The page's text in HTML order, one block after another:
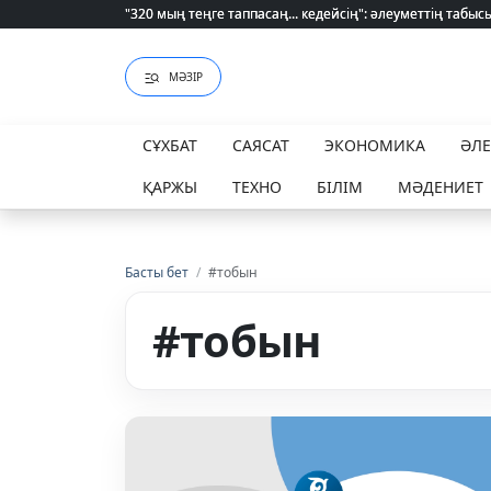
"320 мың теңге таппасаң... кедейсің": әлеуметтің табысы
"320 мың теңге таппасаң... кедейсің": әлеуметтің табысы
МӘЗІР
СҰХБАТ САЯСАТ ЭКОНОМИКА
ҚАРЖЫ
ТЕХНО БІЛІМ МӘДЕНИЕТ
Басты бет / #тобын
#тобын